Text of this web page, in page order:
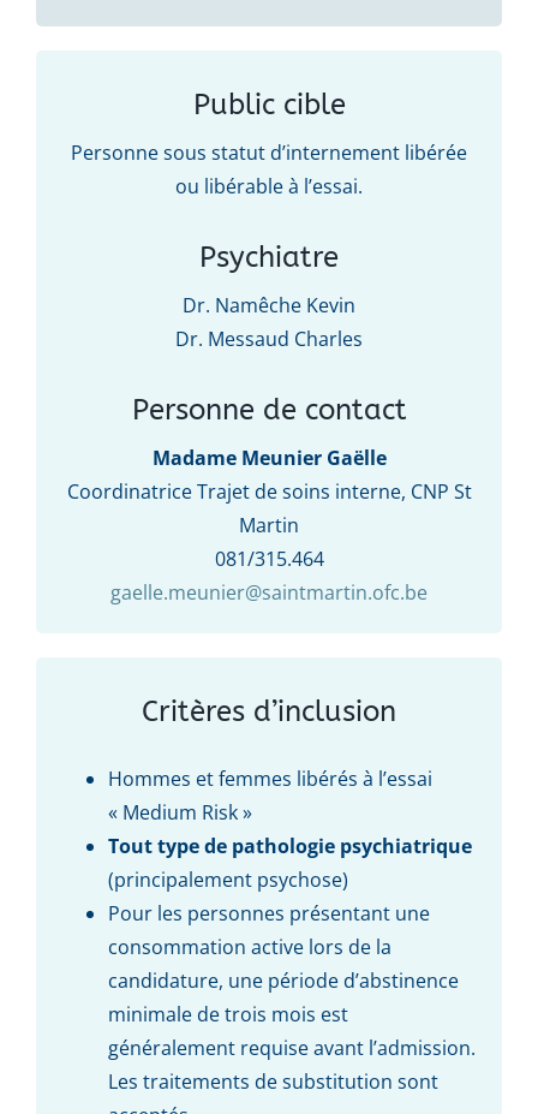
Public cible
Personne sous statut d’internement libérée
ou libérable à l’essai.
Psychiatre
Dr. Namêche Kevin
Dr. Messaud Charles
Personne de contact
Madame Meunier Gaëlle
Coordinatrice Trajet de soins interne, CNP St
Martin
081/315.464
gaelle.meunier@saintmartin.ofc.be
Critères d’inclusion
Hommes et femmes libérés à l’essai
« Medium Risk »
Tout type de pathologie psychiatrique
(principalement psychose)
Pour les personnes présentant une
consommation active lors de la
candidature, une période d’abstinence
minimale de trois mois est
généralement requise avant l’admission.
Les traitements de substitution sont